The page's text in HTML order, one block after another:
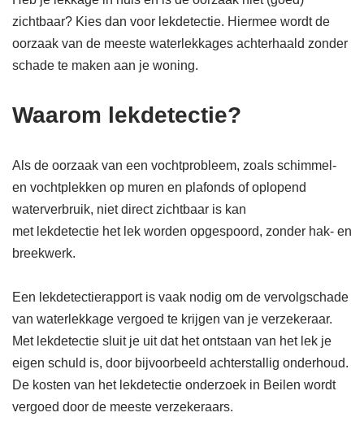
zichtbaar? Kies dan voor lekdetectie. Hiermee wordt de
oorzaak van de meeste waterlekkages achterhaald zonder
schade te maken aan je woning.
Waarom lekdetectie?
Als de oorzaak van een vochtprobleem, zoals schimmel-
en vochtplekken op muren en plafonds of oplopend
waterverbruik, niet direct zichtbaar is kan
met lekdetectie het lek worden opgespoord, zonder hak- en
breekwerk.
Een lekdetectierapport is vaak nodig om de vervolgschade
van waterlekkage vergoed te krijgen van je verzekeraar.
Met lekdetectie sluit je uit dat het ontstaan van het lek je
eigen schuld is, door bijvoorbeeld achterstallig onderhoud.
De kosten van het lekdetectie onderzoek in Beilen wordt
vergoed door de meeste verzekeraars.